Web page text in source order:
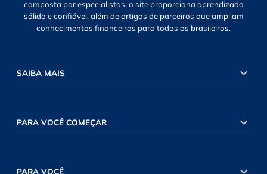
composta por especialistas, o site proporciona aprendizado
sólido e confiável, além de artigos de parceiros que ampliam
conhecimentos financeiros para todos os brasileiros.
SAIBA MAIS
PARA VOCÊ COMEÇAR
PARA VOCÊ